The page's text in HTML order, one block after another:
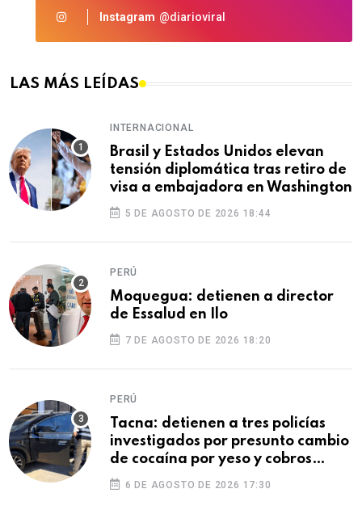
Instagram @diarioviral
LAS MÁS LEÍDAS
INTERNACIONAL
Brasil y Estados Unidos elevan
tensión diplomática tras retiro de
visa a embajadora en Washington
5 DE AGOSTO DE 2026 18:44
PERÚ
Moquegua: detienen a director
de Essalud en Ilo
7 DE AGOSTO DE 2026 18:20
PERÚ
Tacna: detienen a tres policías
investigados por presunto cambio
de cocaína por yeso y cobros
ilegales
6 DE AGOSTO DE 2026 17:30